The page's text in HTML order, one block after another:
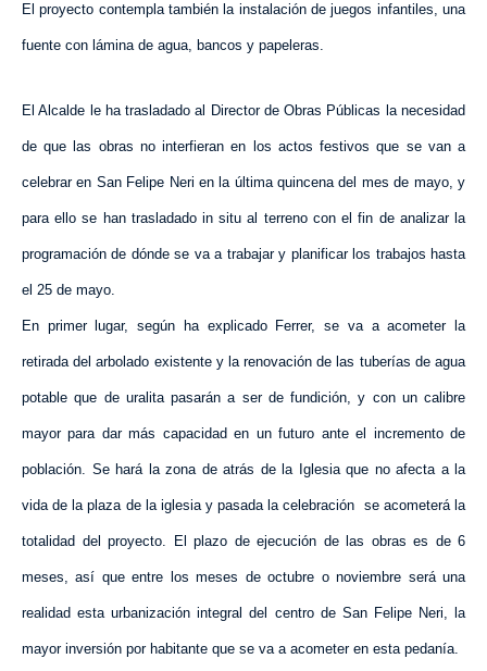
El proyecto contempla también la instalación de juegos infantiles, una
fuente con lámina de agua, bancos y papeleras.
El Alcalde le ha trasladado al Director de Obras Públicas la necesidad
de que las obras no interfieran en los actos festivos que se van a
celebrar en San Felipe Neri en la última quincena del mes de mayo, y
para ello se han trasladado in situ al terreno con el fin de analizar la
programación de dónde se va a trabajar y planificar los trabajos hasta
el 25 de mayo.
En primer lugar, según ha explicado Ferrer, se va a acometer la
retirada del arbolado existente y la renovación de las tuberías de agua
potable que de uralita pasarán a ser de fundición, y con un calibre
mayor para dar más capacidad en un futuro ante el incremento de
población. Se hará la zona de atrás de la Iglesia que no afecta a la
vida de la plaza de la iglesia y pasada la celebración se acometerá la
totalidad del proyecto. El plazo de ejecución de las obras es de 6
meses, así que entre los meses de octubre o noviembre será una
realidad esta urbanización integral del centro de San Felipe Neri, la
mayor inversión por habitante que se va a acometer en esta pedanía.